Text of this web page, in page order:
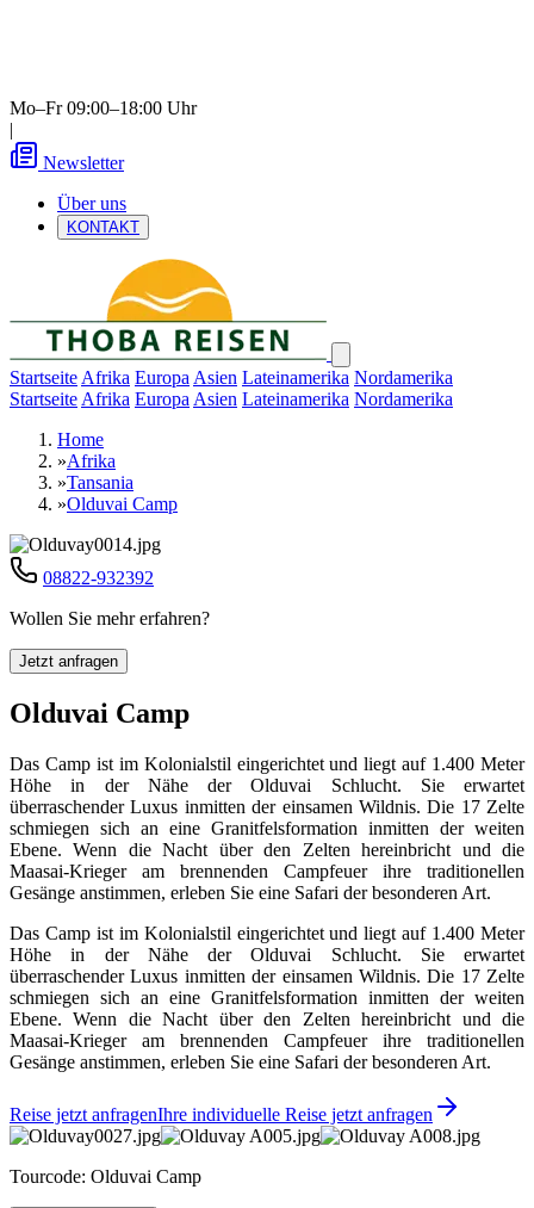
Mo–Fr 09:00–18:00 Uhr
|
Newsletter
Über uns
KONTAKT
Startseite Afrika Europa Asien Lateinamerika Nordamerika
Startseite Afrika Europa Asien Lateinamerika Nordamerika
Home
»Afrika
»Tansania
»Olduvai Camp
08822-932392
Wollen Sie mehr erfahren?
Jetzt anfragen
Olduvai Camp
Das Camp ist im Kolonialstil eingerichtet und liegt auf 1.400 Meter
Höhe in der Nähe der Olduvai Schlucht. Sie erwartet
überraschender Luxus inmitten der einsamen Wildnis. Die 17 Zelte
schmiegen sich an eine Granitfelsformation inmitten der weiten
Ebene. Wenn die Nacht über den Zelten hereinbricht und die
Maasai-Krieger am brennenden Campfeuer ihre traditionellen
Gesänge anstimmen, erleben Sie eine Safari der besonderen Art.
Das Camp ist im Kolonialstil eingerichtet und liegt auf 1.400 Meter
Höhe in der Nähe der Olduvai Schlucht. Sie erwartet
überraschender Luxus inmitten der einsamen Wildnis. Die 17 Zelte
schmiegen sich an eine Granitfelsformation inmitten der weiten
Ebene. Wenn die Nacht über den Zelten hereinbricht und die
Maasai-Krieger am brennenden Campfeuer ihre traditionellen
Gesänge anstimmen, erleben Sie eine Safari der besonderen Art.
Reise jetzt anfragenIhre individuelle Reise jetzt anfragen
Tourcode: Olduvai Camp